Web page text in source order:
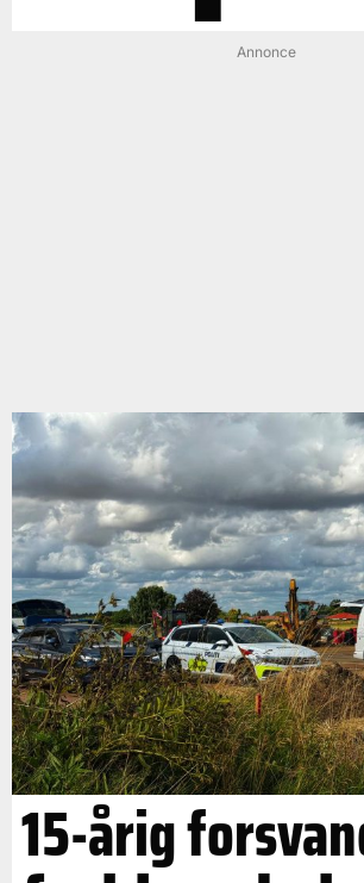
Annonce
15-årig